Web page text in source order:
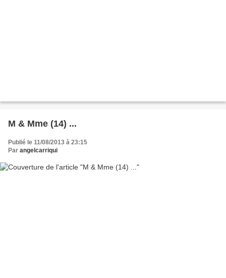
M & Mme (14) ...
Publié le 11/08/2013 à 23:15
Par angelcarriqui